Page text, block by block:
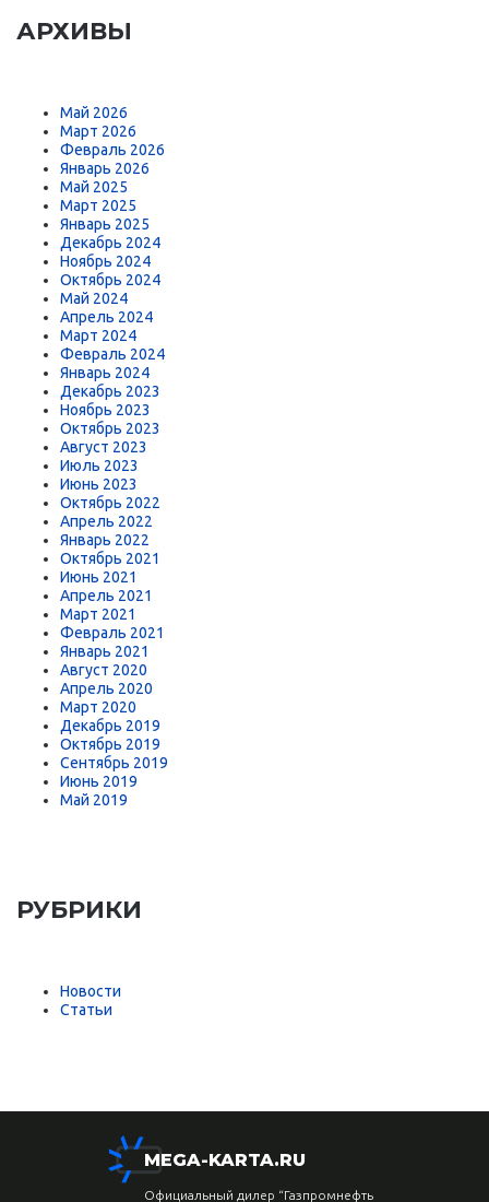
АРХИВЫ
Май 2026
Март 2026
Февраль 2026
Январь 2026
Май 2025
Март 2025
Январь 2025
Декабрь 2024
Ноябрь 2024
Октябрь 2024
Май 2024
Апрель 2024
Март 2024
Февраль 2024
Январь 2024
Декабрь 2023
Ноябрь 2023
Октябрь 2023
Август 2023
Июль 2023
Июнь 2023
Октябрь 2022
Апрель 2022
Январь 2022
Октябрь 2021
Июнь 2021
Апрель 2021
Март 2021
Февраль 2021
Январь 2021
Август 2020
Апрель 2020
Март 2020
Декабрь 2019
Октябрь 2019
Сентябрь 2019
Июнь 2019
Май 2019
РУБРИКИ
Новости
Статьи
MEGA-KARTA.RU
Официальный дилер “Газпромнефть